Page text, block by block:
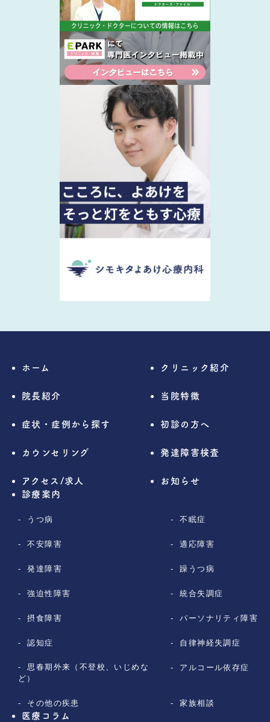
ホーム クリニック紹介
院長紹介 当院特徴
症状・症例から探す 初診の方へ
カウンセリング 発達障害検査
アクセス/求人
お知らせ
診療案内
うつ病 不眠症
不安障害 適応障害
発達障害 躁うつ病
強迫性障害 統合失調症
摂食障害 パーソナリティ障害
認知症 自律神経失調症
思春期外来（不登校、いじめな
ど）
アルコール依存症
その他の疾患
家族相談
医療コラム